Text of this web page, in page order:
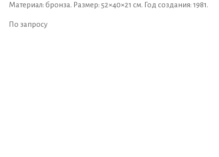
Материал: бронза. Размер: 52×40×21 см. Год создания: 1981.
По запросу